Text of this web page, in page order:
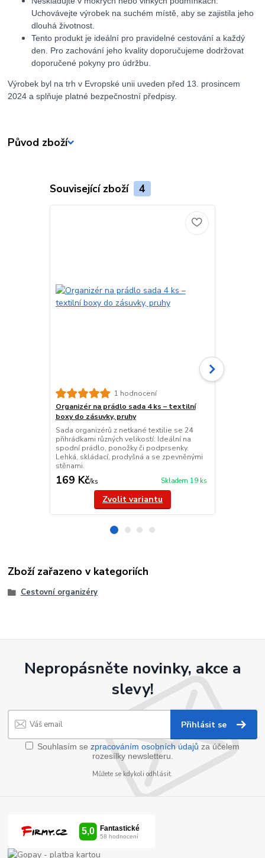
Uchovávejte výrobek na suchém místě, aby se zajistila jeho
dlouhá životnost.
Tento produkt je ideální pro pravidelné cestování a každý
den. Pro zachování jeho kvality doporučujeme dodržovat
doporučené pokyny pro údržbu.
Výrobek byl na trh v Evropské unii uveden před 13. prosincem
2024 a splňuje platné bezpečnostní předpisy.
Původ zboží
Související zboží 4
1 hodnocení
Organizér na prádlo sada 4 ks – textilní
boxy do zásuvky, pruhy
Sada organizérů z netkané textilie se 24
přihrádkami různých velikostí. Ideální na
spodní prádlo, ponožky či podprsenky.
Lehká, skládací, prodyšná a se zpevněnými
stěnami.
169 Kč/ks Skladem 19 ks
Zvolit variantu
Zboží zařazeno v kategoriích
Cestovní organizéry
Nepropásněte novinky, akce a
slevy!
Přihlásit se
Souhlasím se zpracováním osobních údajů za účelem
rozesílky newsletteru.
Můžete se kdykoli odhlásit.